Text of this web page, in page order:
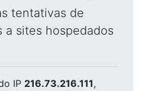
tentativas de
a sites hospedados
IP 216.73.216.111,